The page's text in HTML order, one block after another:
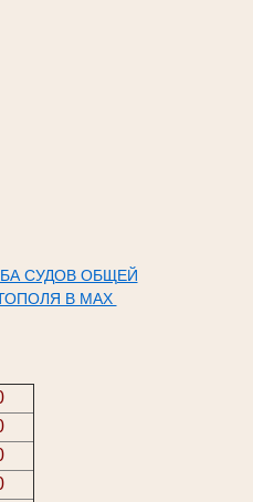
СУДОВ ОБЩЕЙ
В МАХ